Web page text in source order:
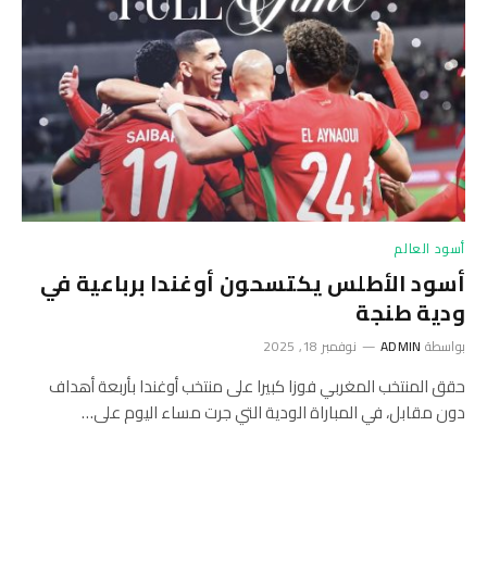
أسود العالم
أسود الأطلس يكتسحون أوغندا برباعية في
ودية طنجة
بواسطة ADMIN نوفمبر 18, 2025
حقق المنتخب المغربي فوزا كبيرا على منتخب أوغندا بأربعة أهداف
دون مقابل، في المباراة الودية التي جرت مساء اليوم على…